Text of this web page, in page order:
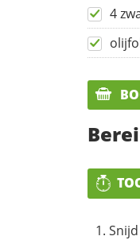
4